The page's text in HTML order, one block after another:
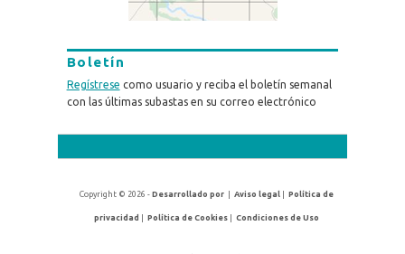
Boletín
Regístrese como usuario y reciba el boletín semanal
con las últimas subastas en su correo electrónico
Copyright © 2026 -Desarrollado por |Aviso legal |Política de
privacidad |Política de Cookies |Condiciones de Uso